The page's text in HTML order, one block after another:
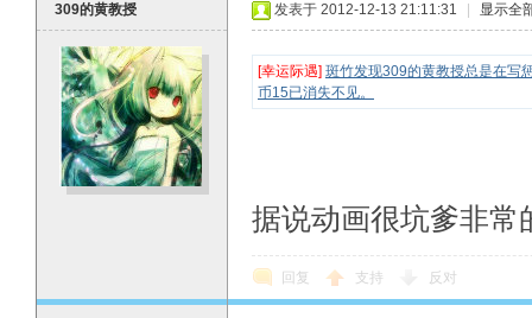
309的黄教授 发表于 2012-12-13 21:11:31 显示全
[幸运际遇] 斑竹发现309的黄教授总是在写
币15已消失不见。
据说动画很坑爹非常
回复 支持 反对